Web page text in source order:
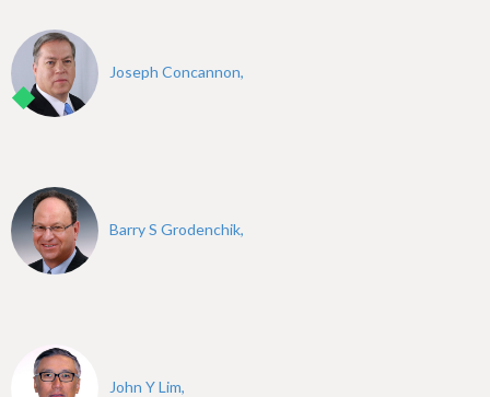
Joseph Concannon,
Barry S Grodenchik,
John Y Lim,